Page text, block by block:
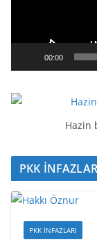
t
ı
c
00:00
Hazin
PKK
PKK İNFAZLARI